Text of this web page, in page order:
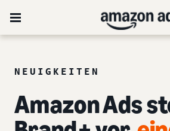
NEUIGKEITEN
Amazon Ads